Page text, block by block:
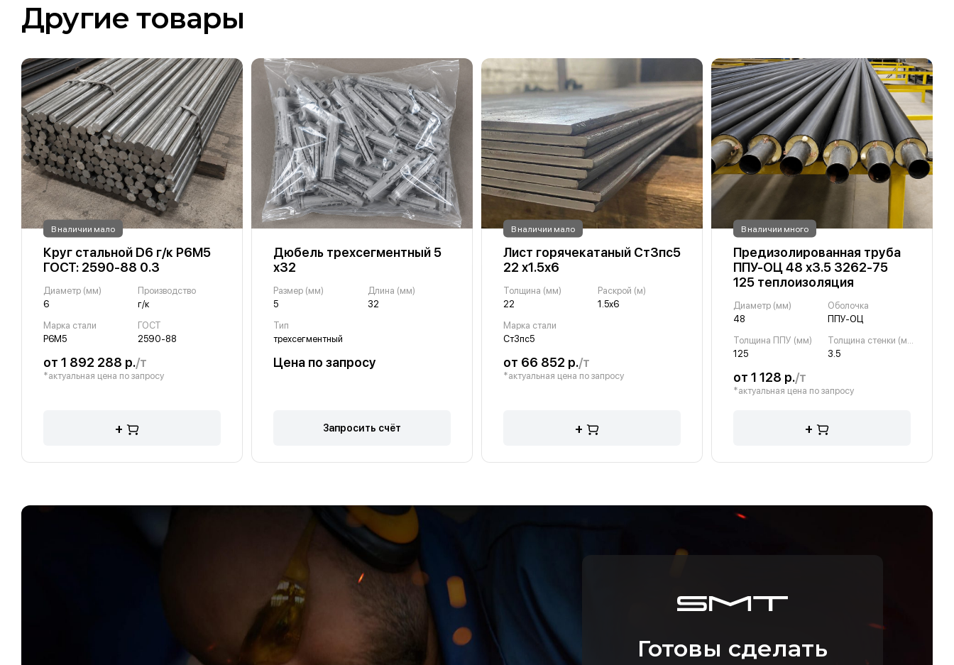
Другие товары
В наличии мало
Круг стальной D6 г/к Р6М5
ГОСТ: 2590-88 0.3
Диаметр (мм)
6
Производство
г/к
Марка стали
Р6М5
ГОСТ
2590-88
от 1 892 288 р./т
*актуальная цена по запросу
+
Дюбель трехсегментный 5
х32
Размер (мм)
5
Длина (мм)
32
Тип
трехсегментный
Цена по запросу
Запросить счёт
В наличии мало
Лист горячекатаный Ст3пс5
22 х1.5х6
Толщина (мм)
22
Раскрой (м)
1.5х6
Марка стали
Ст3пс5
от 66 852 р./т
*актуальная цена по запросу
+
В наличии много
Предизолированная труба
ППУ-ОЦ 48 х3.5 3262-75
125 теплоизоляция
Диаметр (мм)
48
Оболочка
ППУ-ОЦ
Толщина ППУ (мм)
125
Толщина стенки (мм)
3.5
от 1 128 р./т
*актуальная цена по запросу
+
Готовы сделать